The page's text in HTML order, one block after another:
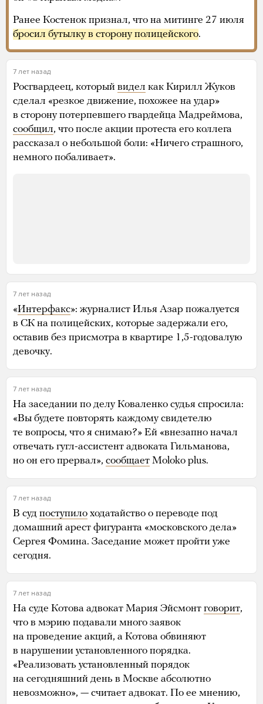
Ранее Костенок признал, что на митинге 27 июля
бросил бутылку в сторону полицейского.
7 лет назад
Росгвардеец, который видел как Кирилл Жуков
сделал «резкое движение, похожее на удар»
в сторону потерпевшего гвардейца Мадреймова,
сообщил, что после акции протеста его коллега
рассказал о небольшой боли: «Ничего страшного,
немного побаливает».
7 лет назад
«Интерфакс»: журналист Илья Азар пожалуется
в СК на полицейских, которые задержали его,
оставив без присмотра в квартире 1,5-годовалую
девочку.
7 лет назад
На заседании по делу Коваленко судья спросила:
«Вы будете повторять каждому свидетелю
те вопросы, что я снимаю?» Ей «внезапно начал
отвечать гугл-ассистент адвоката Гильманова,
но он его прервал», сообщает Moloko plus.
7 лет назад
В суд поступило ходатайство о переводе под
домашний арест фигуранта «московского дела»
Сергея Фомина. Заседание может пройти уже
сегодня.
7 лет назад
На суде Котова адвокат Мария Эйсмонт говорит,
что в мэрию подавали много заявок
на проведение акций, а Котова обвиняют
в нарушении установленного порядка.
«Реализовать установленный порядок
на сегодняшний день в Москве абсолютно
невозможно», — считает адвокат. По ее мнению,